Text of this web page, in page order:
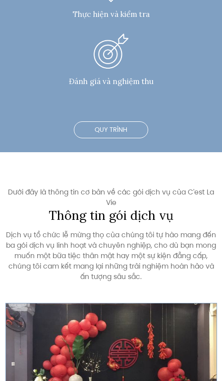
Thực hiện và kiểm tra
Đánh giá và nghiệm thu
QUY TRÌNH
Dưới đây là thông tin cơ bản về các gói dịch vụ của C'est La
Vie
Thông tin gói dịch vụ
Dịch vụ tổ chức lễ mừng thọ của chúng tôi tự hào mang đến
ba gói dịch vụ linh hoạt và chuyên nghiệp, cho dù bạn mong
muốn một bữa tiệc thân mật hay một sự kiện đẳng cấp,
chúng tôi cam kết mang lại những trải nghiệm hoàn hảo và
ấn tượng sâu sắc.